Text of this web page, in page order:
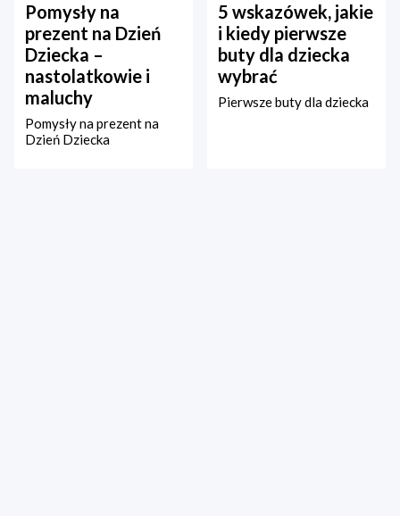
Pomysły na
prezent na Dzień
Dziecka –
nastolatkowie i
maluchy
Pomysły na prezent na
Dzień Dziecka
5 wskazówek, jakie
i kiedy pierwsze
buty dla dziecka
wybrać
Pierwsze buty dla dziecka